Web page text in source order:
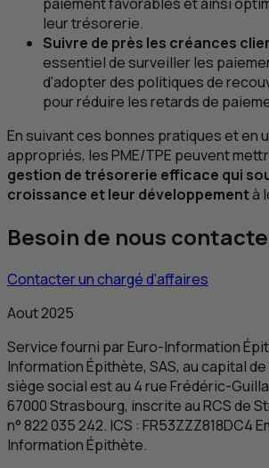
paiement favorables et ainsi
leur trésorerie.
Suivre de près les créances
essentiel de surveiller les
d'adopter des politiques de
pour réduire les retards de
En suivant ces bonnes pratiques et en
appropriés, lesPME/TPE peuvent
gestion de trésorerie efficace qui
croissance et leur développementà
Besoin de nous
Contacter un chargé d’affaires
Aout 2025
Service fourni parEuro-Information
Information Épithète, SAS, au capital
siège social est au 4 rue Frédéric-
67000 Strasbourg, inscrite auRCSde
n° 822 035 242. ICS : FR53ZZZ818DC4
Information Épithète.